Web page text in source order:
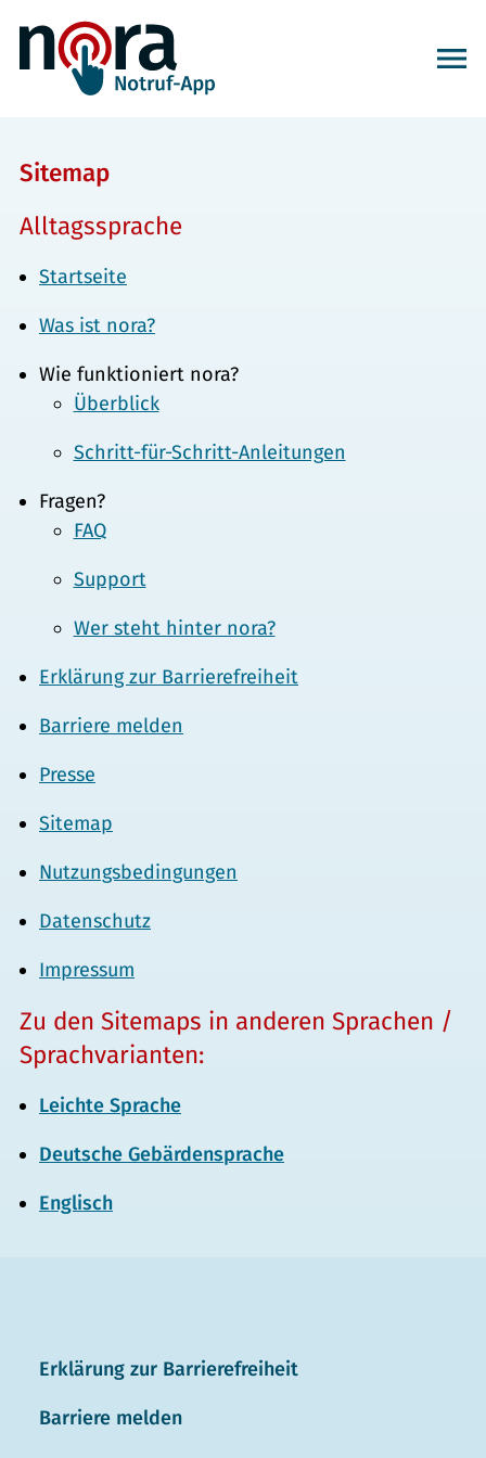
Sitemap
Alltagssprache
Startseite
Was ist nora?
Wie funktioniert nora?
Überblick
Schritt-für-Schritt-Anleitungen
Fragen?
FAQ
Support
Wer steht hinter nora?
Erklärung zur Barrierefreiheit
Barriere melden
Presse
Sitemap
Nutzungsbedingungen
Datenschutz
Impressum
Zu den Sitemaps in anderen Sprachen /
Sprachvarianten:
Leichte Sprache
Deutsche Gebärdensprache
Englisch
Erklärung zur Barrierefreiheit
Barriere melden